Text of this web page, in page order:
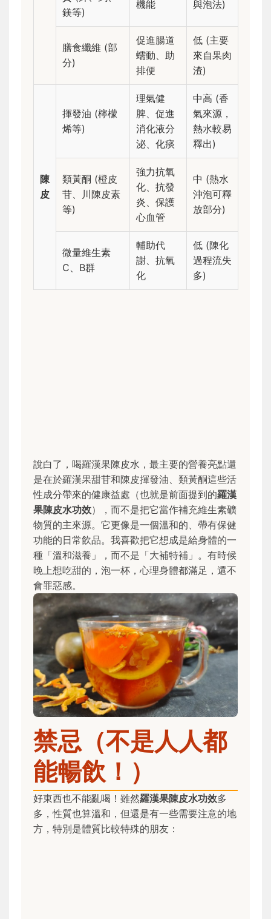
鎂等)
機能 與泡法)
膳食纖維 (部
分)
促進腸道
蠕動、助
排便
低 (主要
來自果肉
渣)
陳
皮
揮發油 (檸檬
烯等)
理氣健
脾、促進
消化液分
泌、化痰
中高 (香
氣來源，
熱水較易
釋出)
類黃酮 (橙皮
苷、川陳皮素
等)
強力抗氧
化、抗發
炎、保護
心血管
中 (熱水
沖泡可釋
放部分)
微量維生素
C、B群
輔助代
謝、抗氧
化
低 (陳化
過程流失
多)
說白了，喝羅漢果陳皮水，最主要的營養亮點還
是在於羅漢果甜苷和陳皮揮發油、類黃酮這些活
性成分帶來的健康益處（也就是前面提到的羅漢
果陳皮水功效），而不是把它當作補充維生素礦
物質的主來源。它更像是一個溫和的、帶有保健
功能的日常飲品。我喜歡把它想成是給身體的一
種「溫和滋養」，而不是「大補特補」。有時候
晚上想吃甜的，泡一杯，心理身體都滿足，還不
會罪惡感。
禁忌（不是人人都
能暢飲！）
好東西也不能亂喝！雖然羅漢果陳皮水功效多
多，性質也算溫和，但還是有一些需要注意的地
方，特別是體質比較特殊的朋友：